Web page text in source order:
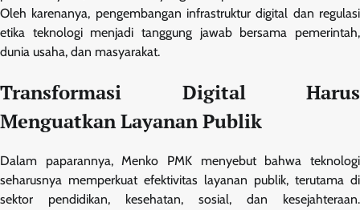
Oleh karenanya, pengembangan infrastruktur digital dan regulasi
etika teknologi menjadi tanggung jawab bersama pemerintah,
dunia usaha, dan masyarakat.
Transformasi Digital Harus
Menguatkan Layanan Publik
Dalam paparannya, Menko PMK menyebut bahwa teknologi
seharusnya memperkuat efektivitas layanan publik, terutama di
sektor pendidikan, kesehatan, sosial, dan kesejahteraan.